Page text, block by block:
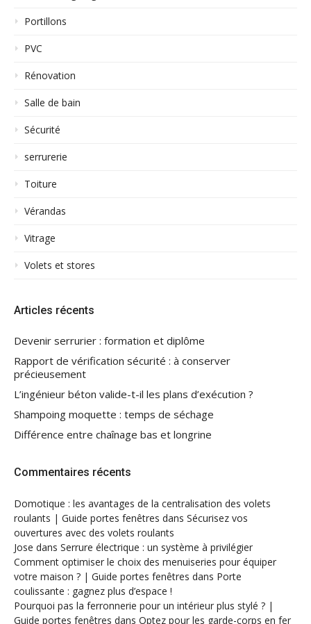
Portillons
PVC
Rénovation
Salle de bain
Sécurité
serrurerie
Toiture
Vérandas
Vitrage
Volets et stores
Articles récents
Devenir serrurier : formation et diplôme
Rapport de vérification sécurité : à conserver
précieusement
L’ingénieur béton valide-t-il les plans d’exécution ?
Shampoing moquette : temps de séchage
Différence entre chaînage bas et longrine
Commentaires récents
Domotique : les avantages de la centralisation des volets
roulants | Guide portes fenêtres dans Sécurisez vos
ouvertures avec des volets roulants
Jose dans Serrure électrique : un système à privilégier
Comment optimiser le choix des menuiseries pour équiper
votre maison ? | Guide portes fenêtres dans Porte
coulissante : gagnez plus d’espace !
Pourquoi pas la ferronnerie pour un intérieur plus stylé ? |
Guide portes fenêtres dans Optez pour les garde-corps en fer